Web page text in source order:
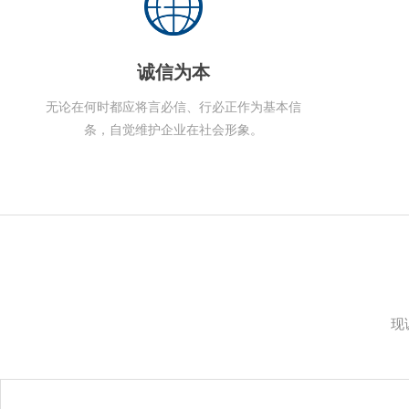
无论在何时都应将言必信、行必正作为基本信
条，自觉维护企业在社会形象。
诚信为本
现